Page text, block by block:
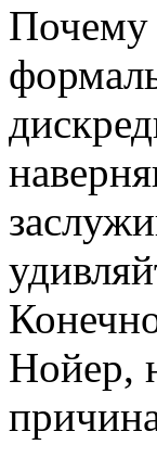
Почему
Нойер,